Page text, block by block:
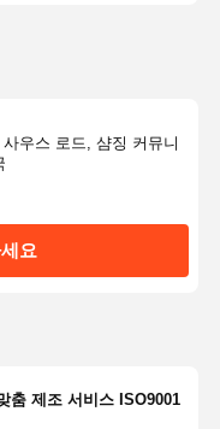
우스 로드, 샴징 커뮤니
요
춤 제조 서비스 ISO9001